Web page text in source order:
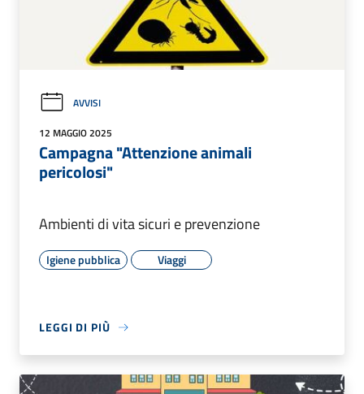
AVVISI
12 MAGGIO 2025
Campagna "Attenzione animali
pericolosi"
Ambienti di vita sicuri e prevenzione
Igiene pubblica Viaggi
LEGGI DI PIÙ